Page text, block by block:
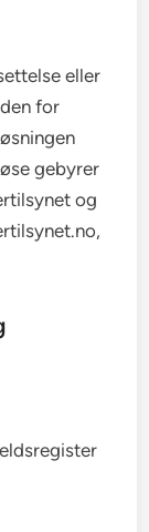
eller
for
gebyrer
og